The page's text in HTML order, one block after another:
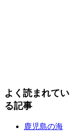
よく読まれてい
る記事
鹿児島の海